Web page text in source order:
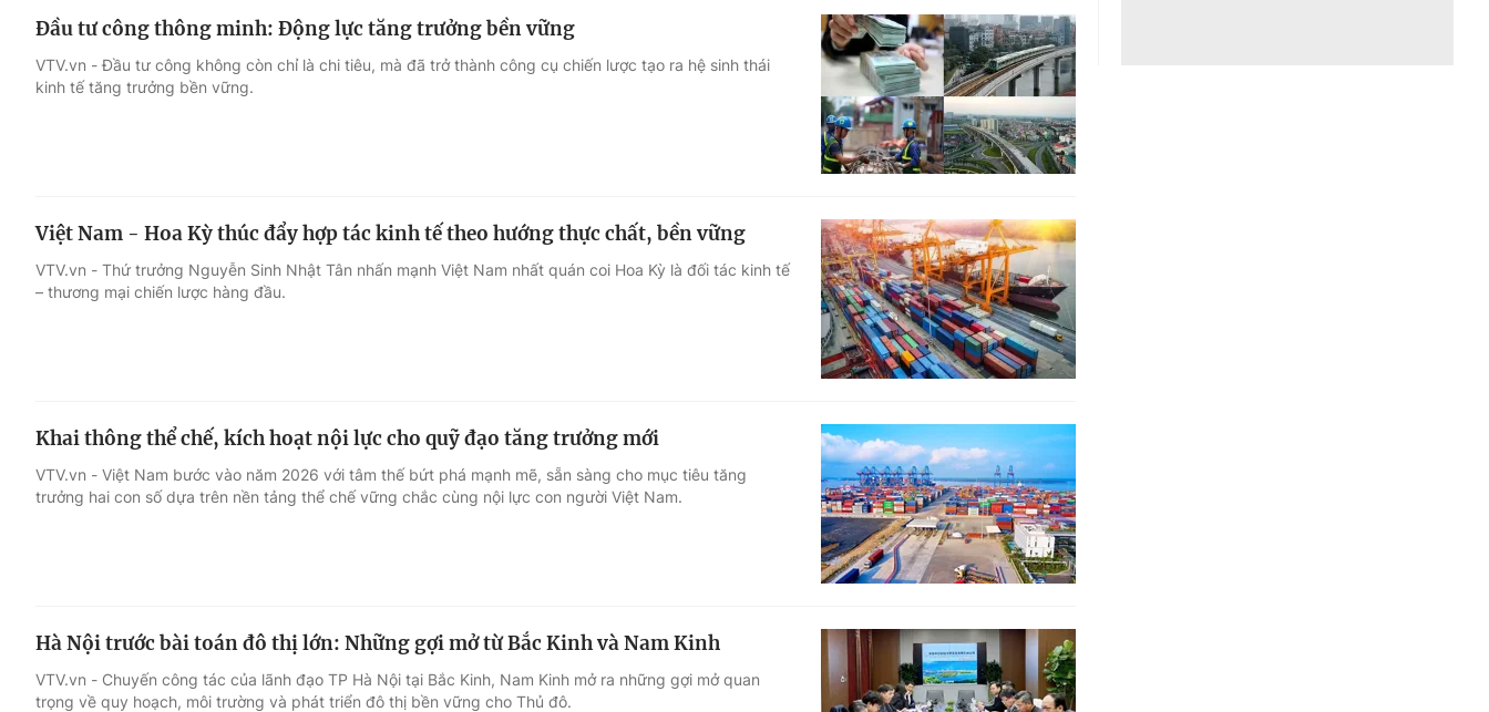
Đầu tư công thông minh: Động lực tăng trưởng bền vững
VTV.vn - Đầu tư công không còn chỉ là chi tiêu, mà đã trở thành công cụ chiến lược tạo ra hệ sinh thái
kinh tế tăng trưởng bền vững.
Việt Nam - Hoa Kỳ thúc đẩy hợp tác kinh tế theo hướng thực chất, bền vững
VTV.vn - Thứ trưởng Nguyễn Sinh Nhật Tân nhấn mạnh Việt Nam nhất quán coi Hoa Kỳ là đối tác kinh tế
– thương mại chiến lược hàng đầu.
Khai thông thể chế, kích hoạt nội lực cho quỹ đạo tăng trưởng mới
VTV.vn - Việt Nam bước vào năm 2026 với tâm thế bứt phá mạnh mẽ, sẵn sàng cho mục tiêu tăng
trưởng hai con số dựa trên nền tảng thể chế vững chắc cùng nội lực con người Việt Nam.
Hà Nội trước bài toán đô thị lớn: Những gợi mở từ Bắc Kinh và Nam Kinh
VTV.vn - Chuyến công tác của lãnh đạo TP Hà Nội tại Bắc Kinh, Nam Kinh mở ra những gợi mở quan
trọng về quy hoạch, môi trường và phát triển đô thị bền vững cho Thủ đô.